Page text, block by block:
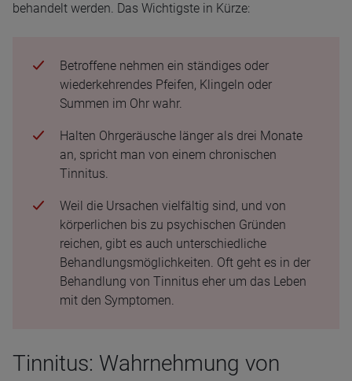
behandelt werden. Das Wichtigste in Kürze:
Betroffene nehmen ein ständiges oder
wiederkehrendes Pfeifen, Klingeln oder
Summen im Ohr wahr.
Halten Ohrgeräusche länger als drei Monate
an, spricht man von einem chronischen
Tinnitus.
Weil die Ursachen vielfältig sind, und von
körperlichen bis zu psychischen Gründen
reichen, gibt es auch unterschiedliche
Behandlungsmöglichkeiten. Oft geht es in der
Behandlung von Tinnitus eher um das Leben
mit den Symptomen.
Tinnitus: Wahrnehmung von